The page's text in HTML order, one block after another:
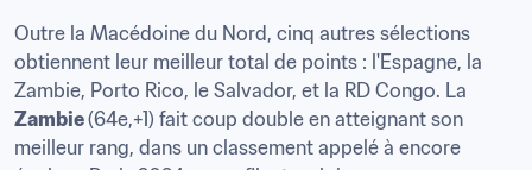
Outre la Macédoine du Nord, cinq autres sélections
obtiennent leur meilleur total de points : l'Espagne, la
Zambie (64e,+1) fait coup double en atteignant son
meilleur rang, dans un classement appelé à encore